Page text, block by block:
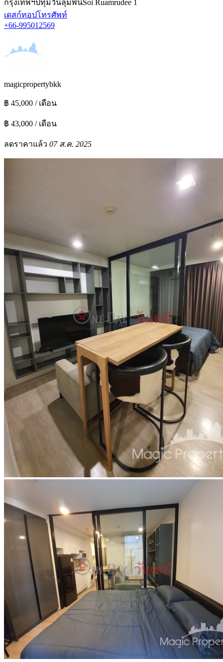
กรุงเทพฯปทุมวันลุมพินีSoi Ruamrudee 1
เดสก์ทอปโทรศัพท์
+66-995012569
magicpropertybkk
฿ 45,000 / เดือน
฿ 43,000 / เดือน
ลดราคาแล้ว 07 ส.ค. 2025